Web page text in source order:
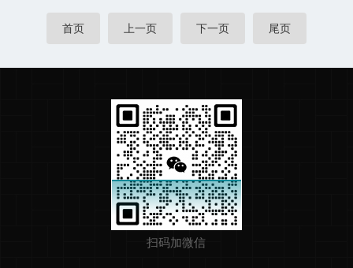
首页 上一页 下一页 尾页
扫码加微信